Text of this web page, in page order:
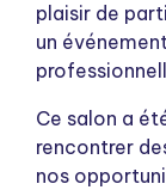
plaisir de
un
Ce salon a
rencontrer
nos